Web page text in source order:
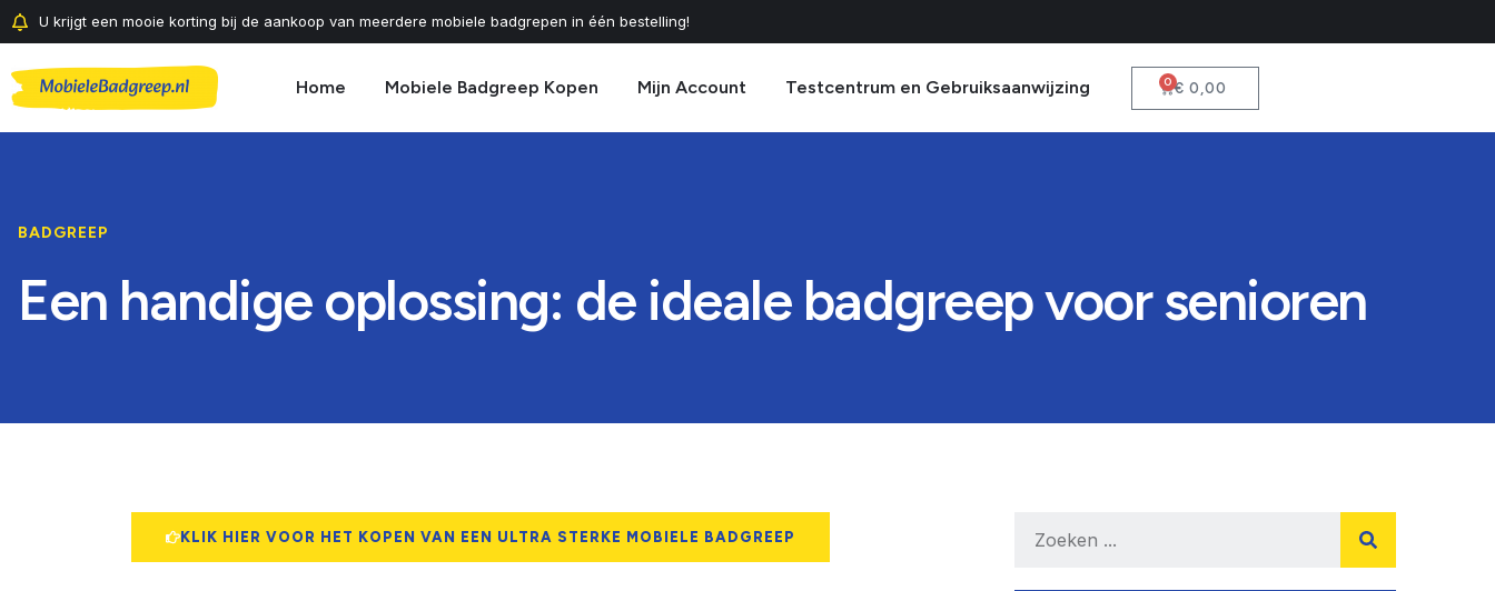
U krijgt een mooie korting bij de aankoop van meerdere mobiele badgrepen in één bestelling!
Home Mobiele Badgreep Kopen Mijn Account Testcentrum en Gebruiksaanwijzing € 0,00
0
BADGREEP
Een handige oplossing: de ideale badgreep voor senioren
KLIK HIER VOOR HET KOPEN VAN EEN ULTRA STERKE MOBIELE BADGREEP